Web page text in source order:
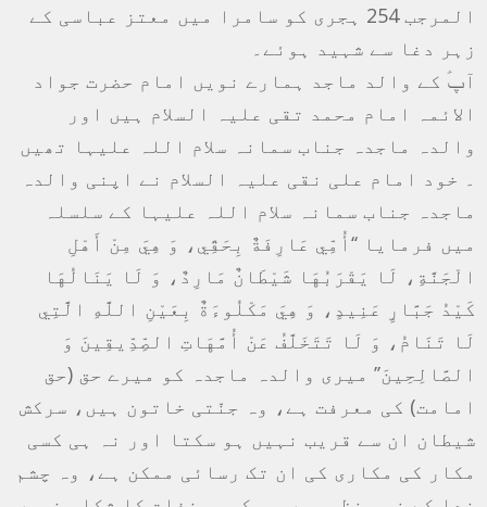
المرجب 254 ہجری کو سامرا میں معتز عباسی کے
زہر دغا سے شہید ہوئے۔
آپؑ کے والد ماجد ہمارے نویں امام حضرت جواد
الائمہ امام محمد تقی علیہ السلام ہیں اور
والدہ ماجدہ جناب سمانہ سلام اللہ علیہا تھیں
۔ خود امام علی نقی علیہ السلام نے اپنی والدہ
ماجدہ جناب سمانہ سلام اللہ علیہا کے سلسلہ
میں فرمایا ‘‘أُمِّي عَارِفَةٌ بِحَقِّي، وَ هِيَ مِنْ أَهْلِ
الْجَنَّةِ، لَا يَقْرَبُهَا شَيْطَانٌ مَارِدٌ، وَ لَا يَنَالُهَا
كَيْدُ جَبَّارٍ عَنِيدٍ، وَ هِيَ مَكْلُوءَةٌ بِعَيْنِ اللَّهِ الَّتِي
لَا تَنَامُ، وَ لَا تَتَخَلَّفُ عَنْ أُمَّهَاتِ الصِّدِّيقِينَ وَ
الصَّالِحِينَ’’ میری والدہ ماجدہ کو میرے حق (حق
امامت) کی معرفت ہے، وہ جنّتی خاتون ہیں، سرکش
شیطان ان سے قریب نہیں ہو سکتا اور نہ ہی کسی
مکار کی مکاری کی ان تک رسائی ممکن ہے، وہ چشم